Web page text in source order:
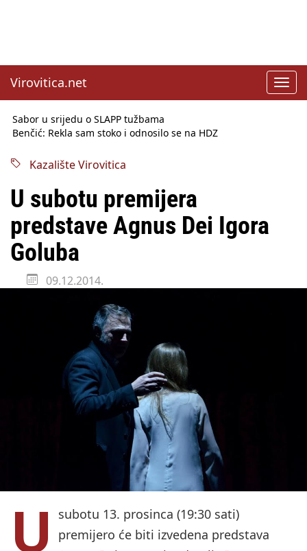
Virovitica.net
Sabor u srijedu o SLAPP tužbama
Benčić: Rekla sam stoko i odnosilo se na HDZ
godine
najavio za jesen
Državni tajnik Rukavina: Hrvatska ima 3,6 milijuna birača
HŽ Infrastruktura: Nesreće na željezničkim prijelazima
prepolovljene
Državni inspektorat opozvao Barebells pločicu - soft protein
bar Coco Choco
Kazalište Virovitica
U subotu premijera
predstave Agnus Dei Igora
Goluba
09.12.2014.
U
subotu 13. prosinca (19:30 sati)
premijero će biti izvedena predstava